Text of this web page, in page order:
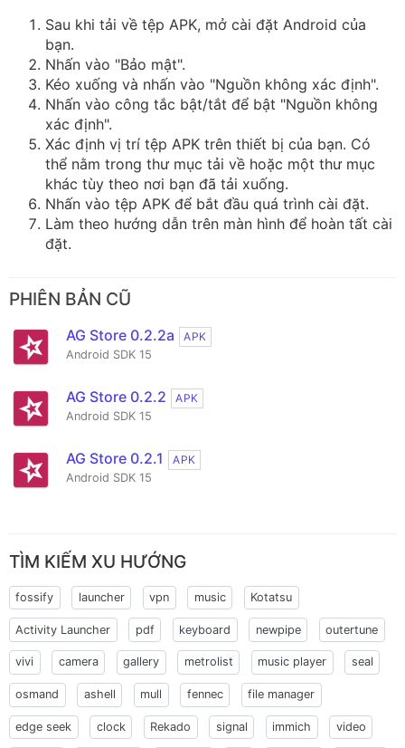
Sau khi tải về tệp APK, mở cài đặt Android của
bạn.
Nhấn vào "Bảo mật".
Kéo xuống và nhấn vào "Nguồn không xác định".
Nhấn vào công tắc bật/tắt để bật "Nguồn không
xác định".
Xác định vị trí tệp APK trên thiết bị của bạn. Có
thể nằm trong thư mục tải về hoặc một thư mục
khác tùy theo nơi bạn đã tải xuống.
Nhấn vào tệp APK để bắt đầu quá trình cài đặt.
Làm theo hướng dẫn trên màn hình để hoàn tất cài
đặt.
PHIÊN BẢN CŨ
AG Store 0.2.2a
APK
Android SDK 15
AG Store 0.2.2
APK
Android SDK 15
AG Store 0.2.1
APK
Android SDK 15
TÌM KIẾM XU HƯỚNG
fossify launcher vpn music Kotatsu
Activity Launcher pdf keyboard newpipe outertune
vivi camera gallery metrolist music player seal
osmand ashell mull fennec file manager
edge seek clock Rekado signal immich video